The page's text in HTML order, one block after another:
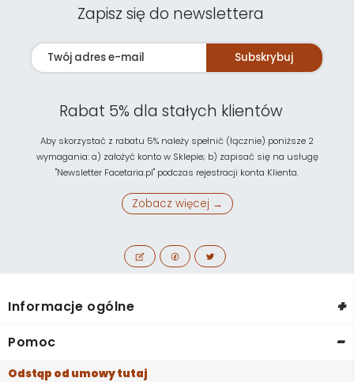
Zapisz się do newslettera
Subskrybuj
Rabat 5% dla stałych klientów
Aby skorzystać z rabatu 5% należy spełnić (łącznie) poniższe 2
wymagania: a) założyć konto w Sklepie; b) zapisać się na usługę
"Newsletter Facetaria.pl" podczas rejestracji konta Klienta.
Zobacz więcej →
Informacje ogólne +
Pomoc -
Odstąp od umowy tutaj